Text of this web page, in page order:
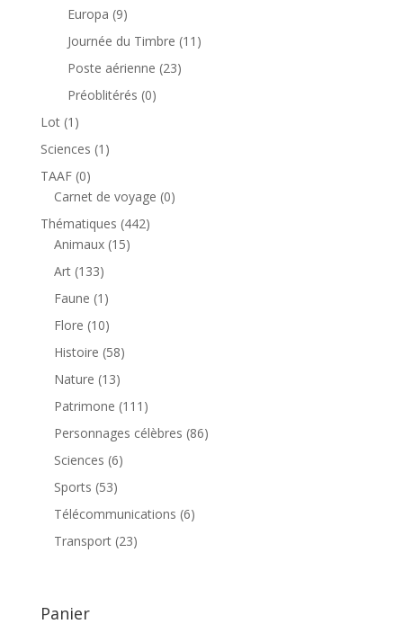
Europa 99
produits
Journée du Timbre 11 11
Poste aérienne 2323
Préoblitérés 00
Lot 1 1
produit
Sciences 1 1
TAAF 00
produit
Carnet de voyage 00
Thématiques 442442
Animaux 1515
Art 133133
produits
Faune 1 1
produit
Flore 1010
produits
Histoire 5858
Nature 1313
produits
Patrimone 111 111
produits
Personnages célèbres 8686
Sciences 66
Sports 5353
produits
Télécommunications 66
Transport 2323
Panier